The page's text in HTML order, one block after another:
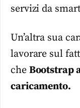
servizi da
Un’altra sua
lavorare sul
che Bootstrap
caricamento.